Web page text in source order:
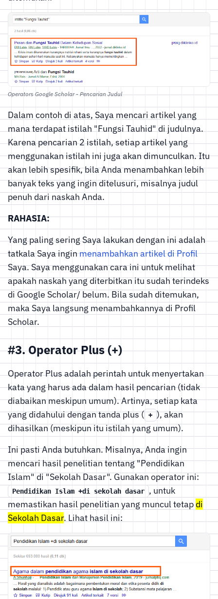
Operators Google Scholar - Pencarian Judul
Dalam contoh di atas, Saya mencari artikel yang
mana terdapat istilah "Fungsi Tauhid" di judulnya.
Karena pencarian 2 istilah, setiap artikel yang
menggunakan istilah ini juga akan dimunculkan. Itu
akan lebih spesifik, bila Anda menambahkan lebih
banyak teks yang ingin ditelusuri, misalnya judul
penuh dari naskah Anda.
RAHASIA:
Yang paling sering Saya lakukan dengan ini adalah
tatkala Saya inginmenambahkan artikel di Profil
Saya. Saya menggunakan cara ini untuk melihat
apakah naskah yang diterbitkan itu sudah terindeks
di Google Scholar/ belum. Bila sudah ditemukan,
maka Saya langsung menambahkannya di Profil
Scholar.
#3. Operator Plus (+)
Operator Plus adalah perintah untuk menyertakan
kata yang harus ada dalam hasil pencarian (tidak
diabaikan meskipun umum). Artinya, setiap kata
yang didahului dengan tanda plus ( + ), akan
dihasilkan (meskipun itu istilah yang umum).
Ini pasti Anda butuhkan. Misalnya, Anda ingin
mencari hasil penelitian tentang "Pendidikan
Islam" di "Sekolah Dasar". Gunakan operator ini:
Pendidikan Islam +di sekolah dasar
, untuk
memastikan hasil penelitian yang muncul tetap di
Sekolah Dasar. Lihat hasil ini: